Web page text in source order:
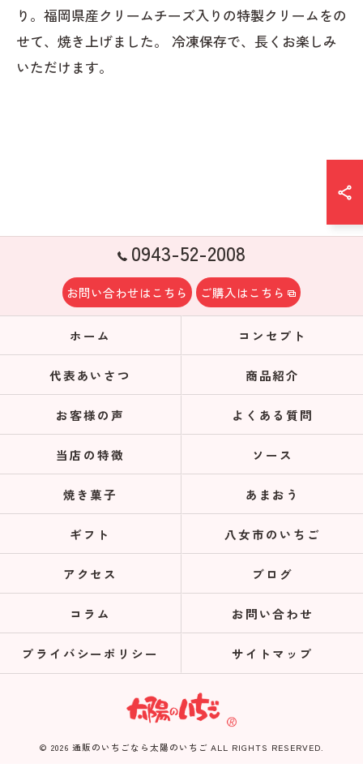
り。福岡県産クリームチーズ入りの特製クリームをの
せて、焼き上げました。 冷凍保存で、長くお楽しみ
いただけます。
0943-52-2008
お問い合わせはこちら ご購入はこちら
ホーム コンセプト
代表あいさつ 商品紹介
お客様の声 よくある質問
当店の特徴 ソース
焼き菓子 あまおう
ギフト 八女市のいちご
アクセス ブログ
コラム お問い合わせ
プライバシーポリシー サイトマップ
© 2026 通販のいちごなら太陽のいちご ALL RIGHTS RESERVED.